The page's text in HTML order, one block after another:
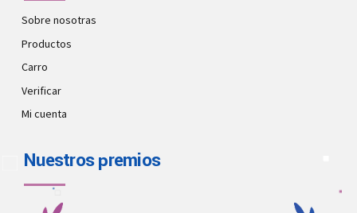
Sobre nosotras
Productos
Carro
Verificar
Mi cuenta
Nuestros premios